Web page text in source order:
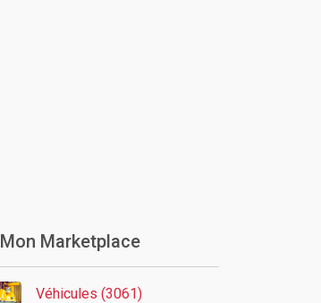
Mon Marketplace
Véhicules (3061)